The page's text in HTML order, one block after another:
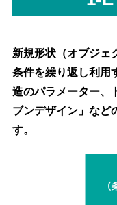
新規形状（オブジェ
条件を繰り返し利用
造のパラメーター、
ブンデザイン」など
す。